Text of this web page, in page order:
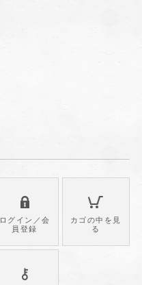
ログイン／会
員登録
カゴの中を見
る